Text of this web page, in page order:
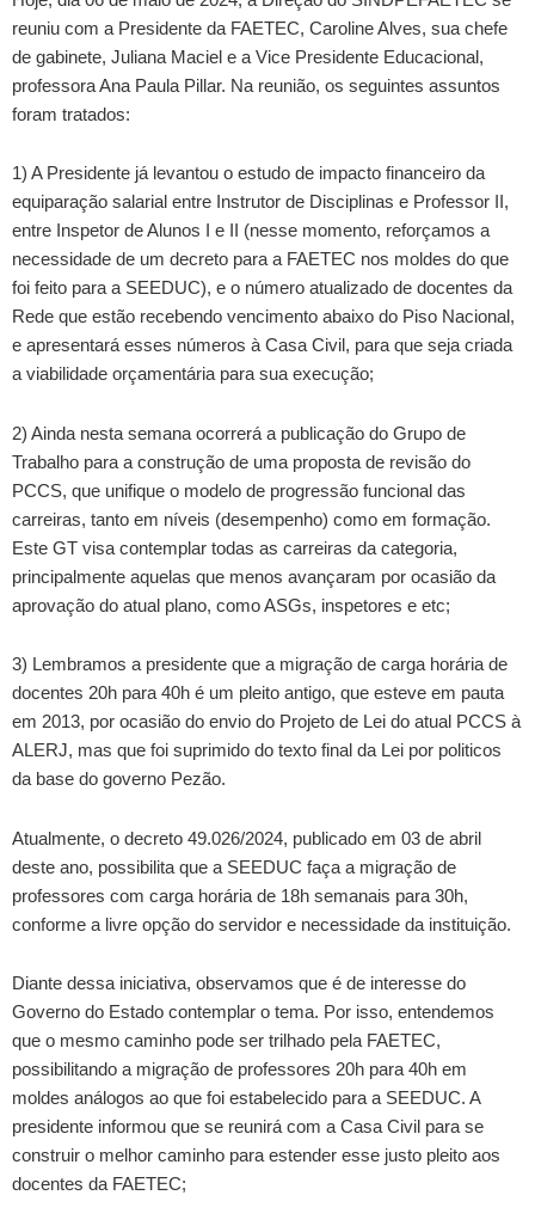
reuniu com a Presidente da FAETEC, Caroline Alves, sua chefe
de gabinete, Juliana Maciel e a Vice Presidente Educacional,
professora Ana Paula Pillar. Na reunião, os seguintes assuntos
foram tratados:
1) A Presidente já levantou o estudo de impacto financeiro da
equiparação salarial entre Instrutor de Disciplinas e Professor II,
entre Inspetor de Alunos I e II (nesse momento, reforçamos a
necessidade de um decreto para a FAETEC nos moldes do que
foi feito para a SEEDUC), e o número atualizado de docentes da
Rede que estão recebendo vencimento abaixo do Piso Nacional,
e apresentará esses números à Casa Civil, para que seja criada
a viabilidade orçamentária para sua execução;
2) Ainda nesta semana ocorrerá a publicação do Grupo de
Trabalho para a construção de uma proposta de revisão do
PCCS, que unifique o modelo de progressão funcional das
carreiras, tanto em níveis (desempenho) como em formação.
Este GT visa contemplar todas as carreiras da categoria,
principalmente aquelas que menos avançaram por ocasião da
aprovação do atual plano, como ASGs, inspetores e etc;
3) Lembramos a presidente que a migração de carga horária de
docentes 20h para 40h é um pleito antigo, que esteve em pauta
em 2013, por ocasião do envio do Projeto de Lei do atual PCCS à
ALERJ, mas que foi suprimido do texto final da Lei por politicos
da base do governo Pezão.
Atualmente, o decreto 49.026/2024, publicado em 03 de abril
deste ano, possibilita que a SEEDUC faça a migração de
professores com carga horária de 18h semanais para 30h,
conforme a livre opção do servidor e necessidade da instituição.
Diante dessa iniciativa, observamos que é de interesse do
Governo do Estado contemplar o tema. Por isso, entendemos
que o mesmo caminho pode ser trilhado pela FAETEC,
possibilitando a migração de professores 20h para 40h em
moldes análogos ao que foi estabelecido para a SEEDUC. A
presidente informou que se reunirá com a Casa Civil para se
construir o melhor caminho para estender esse justo pleito aos
docentes da FAETEC;